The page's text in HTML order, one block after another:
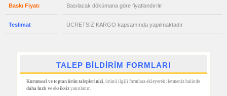
Baskı Fiyatı Basılacak dökümana göre fiyatlandırılır
Teslimat ÜCRETSİZ KARGO kapsamında yapılmaktadır
TALEP BİLDİRİM FORMLARI
Kurumsal ve toptan ürün taleplerinizi, ürünü ilgili formlara ekleyerek iletmeniz halinde
daha hızlı ve eksiksizyanıtlanır.
promosyon
Makyaj
Aynası
&
Manikür
Seti
Şerit
Mezura
promosyon
Çakı